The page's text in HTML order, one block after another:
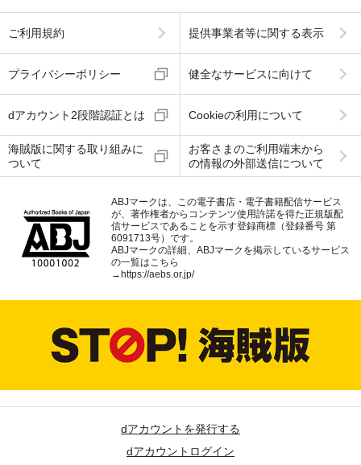
ご利用規約 提供事業者等に関する表示
プライバシーポリシー 健全なサービスに向けて
dアカウント2段階認証とは Cookieの利用について
海賊版に関する取り組みに
ついて
お客さまのご利用端末から
の情報の外部送信について
ABJマークは、この電子書店・電子書籍配信サービス
が、著作権者からコンテンツ使用許諾を得た正規版配
信サービスであることを示す登録商標（登録番号 第
6091713号）です。
ABJマークの詳細、ABJマークを掲示しているサービス
の一覧はこちら
→https://aebs.or.jp/
dアカウントを発行する
dアカウントログイン